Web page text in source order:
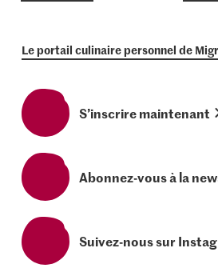
Le portail culinaire personnel de
S’inscrire maintenant
Abonnez-vous à la
Suivez-nous sur